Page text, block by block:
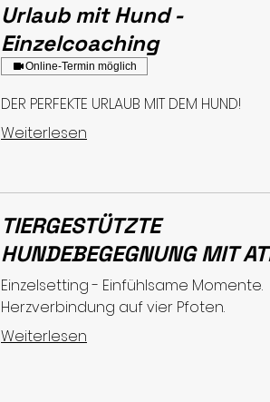
Urlaub mit Hund -
Einzelcoaching
Online-Termin möglich
DER PERFEKTE URLAUB MIT DEM HUND!
Weiterlesen
TIERGESTÜTZTE
HUNDEBEGEGNUNG MIT
Einzelsetting - Einfühlsame Momente.
Herzverbindung auf vier Pfoten.
Weiterlesen